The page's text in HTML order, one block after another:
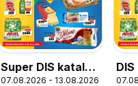
Super DIS katalog
Nedeljna akcija
07.08.2026 - 13.08.2026